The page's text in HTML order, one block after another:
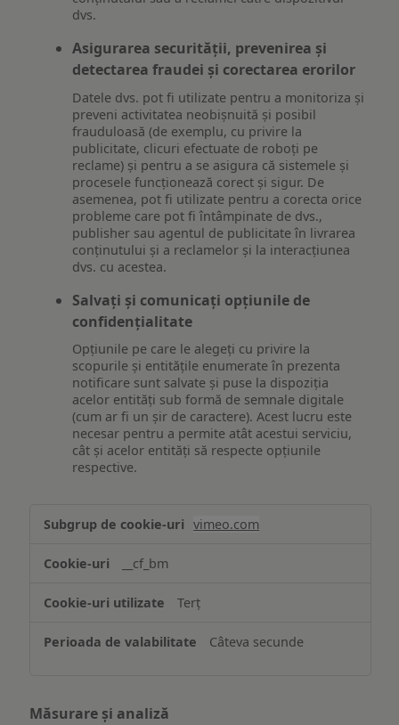
dvs.
Asigurarea securității, prevenirea și
detectarea fraudei și corectarea erorilor
Datele dvs. pot fi utilizate pentru a monitoriza și
preveni activitatea neobișnuită și posibil
frauduloasă (de exemplu, cu privire la
publicitate, clicuri efectuate de roboți pe
reclame) și pentru a se asigura că sistemele și
procesele funcționează corect și sigur. De
asemenea, pot fi utilizate pentru a corecta orice
probleme care pot fi întâmpinate de dvs.,
publisher sau agentul de publicitate în livrarea
conținutului și a reclamelor și la interacțiunea
dvs. cu acestea.
Salvați și comunicați opțiunile de
confidențialitate
Opțiunile pe care le alegeți cu privire la
scopurile și entitățile enumerate în prezenta
notificare sunt salvate și puse la dispoziția
acelor entități sub formă de semnale digitale
(cum ar fi un șir de caractere). Acest lucru este
necesar pentru a permite atât acestui serviciu,
cât și acelor entități să respecte opțiunile
respective.
Asigurarea
funcționalităților
website-
ului
vimeo.com
__cf_bm
Terț
Câteva secunde
Măsurare și analiză